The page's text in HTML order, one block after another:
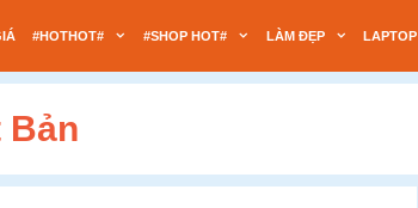
#HOTHOT# #SHOP HOT# LÀM ĐẸP LAPTOP
Bản